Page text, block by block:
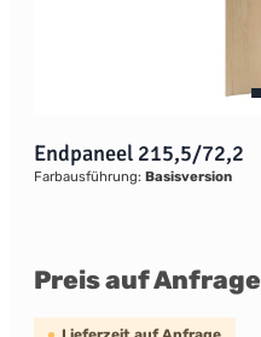
Endpaneel 215,5/72,2
Farbausführung: Basisversion
Preis auf Anfrage